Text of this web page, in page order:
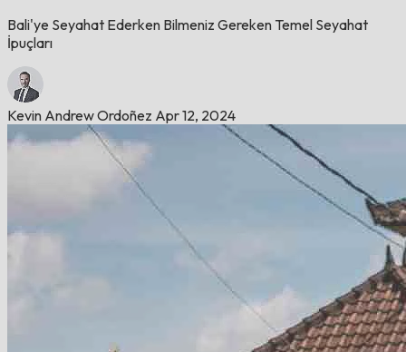
Bali'ye Seyahat Ederken Bilmeniz Gereken Temel Seyahat
İpuçları
Kevin Andrew Ordoñez Apr 12, 2024